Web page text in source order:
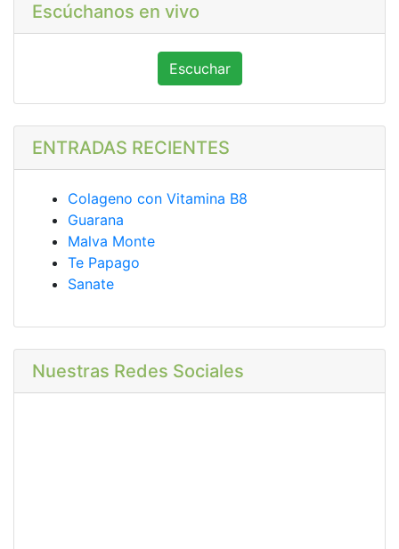
Escúchanos en vivo
Escuchar
ENTRADAS RECIENTES
Colageno con Vitamina B8
Guarana
Malva Monte
Te Papago
Sanate
Nuestras Redes Sociales